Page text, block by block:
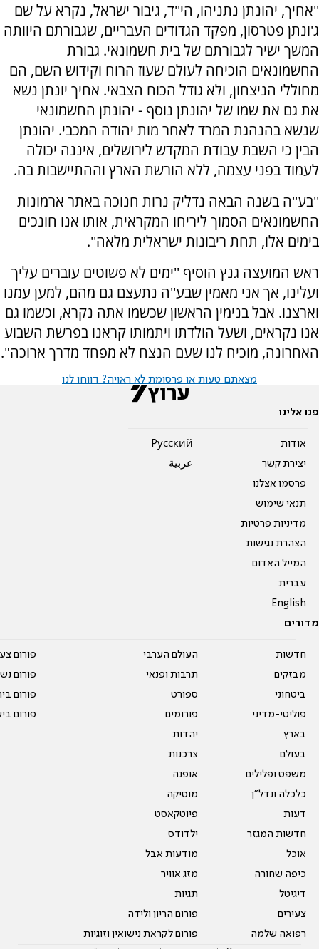
''אחיך, יהונתן נתניהו, הי''ד, גיבור ישראל, נקרא על שם
ג'ונתן פטרסון, מפקד הגדודים העבריים, שגבורתם היוותה
המשך ישיר לגבורתם של בית חשמונאי. גבורת
החשמונאים הוכיחה לעולם שעוז הרוח וקידוש השם, הם
מחוללי הניצחון, ולא גודל הכוח הצבאי. אחיך יונתן נשא
את גם את שמו של יהונתן נוסף - יהונתן החשמונאי
שנשא בהנהגת המרד לאחר מות יהודה המכבי. יהונתן
הבין כי השבת עבודת המקדש לירושלים, איננה יכולה
לעמוד בפני עצמה, ללא הורשת הארץ וההתיישבות בה.
''בע''ה בשנה הבאה נדליק נרות חנוכה באתר ארמונות
החשמונאים הסמוך ליריחו המקראית, אותו אנו חונכים
בימים אלו, תחת ריבונות ישראלית מלאה''.
ראש המועצה גנץ הוסיף ''ימים לא פשוטים עוברים עליך
ועלינו, אך אני מאמין שבע''ה נתעצם גם מהם, למען עמנו
וארצנו. אבל בנימין הראשון שכשמו אתה נקרא, וכשמו גם
אנו נקראים, ושעל הולדתו ויתמותו קראנו בפרשת השבוע
האחרונה, מוכיח לנו שעם הנצח לא מפחד מדרך ארוכה".
מצאתם טעות או פרסומת לא ראויה? דווחו לנו
פנו אלינו
אודות
יצירת קשר
פרסמו אצלנו
תנאי שימוש
מדיניות פרטיות
הצהרת נגישות
המייל האדום
עברית
English
Pусский
عربية
מדורים
חדשות
מבזקים
ביטחוני
פוליטי-מדיני
בארץ
בעולם
משפט ופלילים
כלכלה ונדל"ן
דעות
חדשות המגזר
אוכל
כיפה שחורה
דיגיטל
צעירים
רפואה שלמה
העולם הערבי
תרבות ופנאי
ספורט
פורומים
יהדות
צרכנות
אופנה
מוסיקה
פיוטקאסט
ילדודס
מודעות אבל
מזג אוויר
תגיות
פורום הריון ולידה
פורום לקראת נישואין וזוגיות
פורום
פורום
פורום
פורום